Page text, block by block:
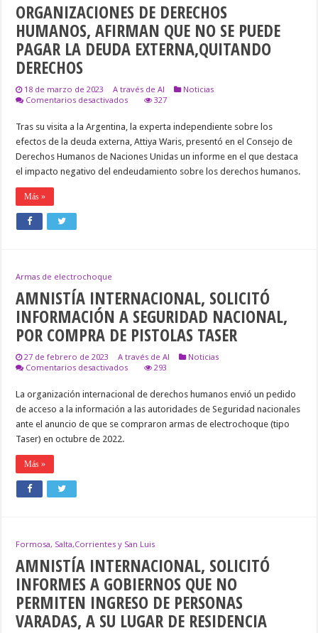
ORGANIZACIONES DE DERECHOS
HUMANOS, AFIRMAN QUE NO SE PUEDE
PAGAR LA DEUDA EXTERNA,QUITANDO
DERECHOS
18 de marzo de 2023 A través de AI
Noticias
Comentarios desactivadosen
DERECHOS
HUMANOS,
AFIRMAN
QUE
NO
327
Tras su visita a la Argentina, la experta independiente sobre los
efectos de la deuda externa, Attiya Waris, presentó en el Consejo de
Derechos Humanos de Naciones Unidas un informe en el que destaca
el impacto negativo del endeudamiento sobre los derechos humanos.
Más »
Armas de electrochoque
AMNISTÍA INTERNACIONAL, SOLICITÓ
INFORMACIÓN A SEGURIDAD NACIONAL,
POR COMPRA DE PISTOLAS TASER
27 de febrero de 2023 A través de AI
Noticias
Comentarios desactivadosen
SOLICITÓ
INFORMACIÓN
SEGURIDAD
293
La organización internacional de derechos humanos envió un pedido
de acceso a la información a las autoridades de Seguridad nacionales
ante el anuncio de que se compraron armas de electrochoque (tipo
Taser) en octubre de 2022.
Más »
Formosa, Salta,Corrientes y San Luis
AMNISTÍA INTERNACIONAL, SOLICITÓ
INFORMES A GOBIERNOS QUE NO
PERMITEN INGRESO DE PERSONAS
VARADAS, A SU LUGAR DE RESIDENCIA